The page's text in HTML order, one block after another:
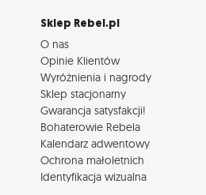
Sklep Rebel.pl
O nas
Opinie Klientów
Wyróżnienia i nagrody
Sklep stacjonarny
Gwarancja satysfakcji!
Bohaterowie Rebela
Kalendarz adwentowy
Ochrona małoletnich
Identyfikacja wizualna